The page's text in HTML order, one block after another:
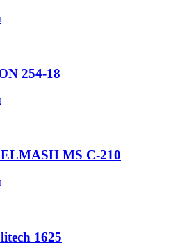
254-18
MS C-210
1625